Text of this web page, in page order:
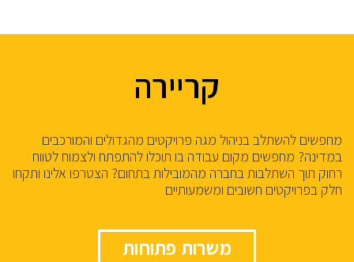
קריירה
מחפשים להשתלב בניהול מגה פרויקטים מהגדולים והמורכבים
במדינה? מחפשים מקום עבודה בו תוכלו להתפתח ולצמוח לטווח
רחוק תוך השתלבות בחברה מהמובילות בתחום? הצטרפו אלינו ותקחו
חלק בפרויקטים חשובים ומשמעותיים
משרות פתוחות